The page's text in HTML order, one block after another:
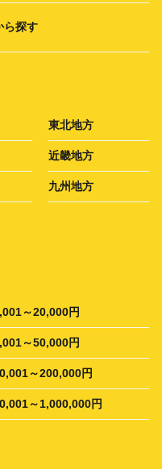
ら探す
東北地方
近畿地方
九州地方
～20,000円
～50,000円
～200,000円
～1,000,000円